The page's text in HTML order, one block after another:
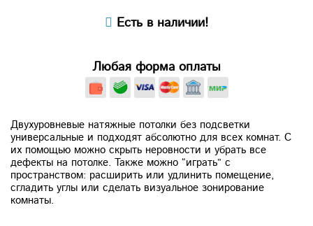
Есть в наличии!
Любая форма оплаты
Двухуровневые натяжные потолки без подсветки
универсальные и подходят абсолютно для всех комнат. С
их помощью можно скрыть неровности и убрать все
дефекты на потолке. Также можно “играть” с
пространством: расширить или удлинить помещение,
сгладить углы или сделать визуальное зонирование
комнаты.